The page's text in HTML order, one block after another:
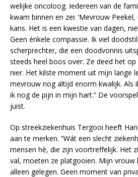
we­lij­ke on­co­loog. Ie­der­een van de
kwam bin­nen en zei: ‘Me­vrouw
kans. Het is een kwes­tie van da­gen,
Geen énkele com­pas­sie. Ik viel
scherp­rech­ter, die een dood­von­nis
steeds heel boos over. Ze deed het
nier. Het kil­ste mo­ment uit mijn lan­ge
me­vrouw nog al­tijd enorm kwa­lijk. Als
ik nog de pijn in mijn hart.” De
juist.
Op streekziekenhuis Ter­gooi heeft
aan te mer­ken. “Wát een slecht
men­sen hè, die zijn voor­tref­fe­lijk. Het
val, moe­ten ze plat­gooi­en. Mijn
al­leen ge­le­gen. Geen mo­ment van